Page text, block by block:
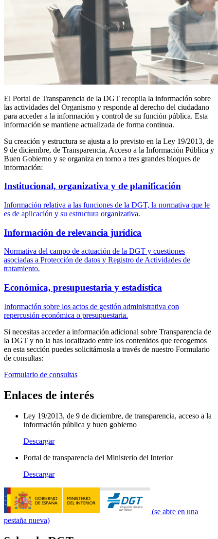
El Portal de Transparencia de la DGT recopila la información sobre
las actividades del Organismo y responde al derecho del ciudadano
para acceder a la información y control de su función pública. Esta
información se mantiene actualizada de forma continua.
Su creación y estructura se ajusta a lo previsto en la Ley 19/2013, de
9 de diciembre, de Transparencia, Acceso a la Información Pública y
Buen Gobierno y se organiza en torno a tres grandes bloques de
información:
Institucional, organizativa y de planificación
Información relativa a las funciones de la DGT, la normativa que le
es de aplicación y su estructura organizativa.
Información de relevancia jurídica
Normativa del campo de actuación de la DGT y cuestiones
asociadas a Protección de datos y Registro de Actividades de
tratamiento.
Económica, presupuestaria y estadística
Información sobre los actos de gestión administrativa con
repercusión económica o presupuestaria.
Si necesitas acceder a información adicional sobre Transparencia de
la DGT y no la has localizado entre los contenidos que recogemos
en esta sección puedes solicitárnosla a través de nuestro Formulario
de consultas:
Formulario de consultas
Enlaces de interés
Ley 19/2013, de 9 de diciembre, de transparencia, acceso a la
información pública y buen gobierno
Descargar
Portal de transparencia del Ministerio del Interior
Descargar
(se abre en una
pestaña nueva)